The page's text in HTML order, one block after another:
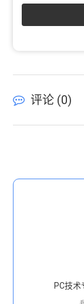
评论 (0)
PC技